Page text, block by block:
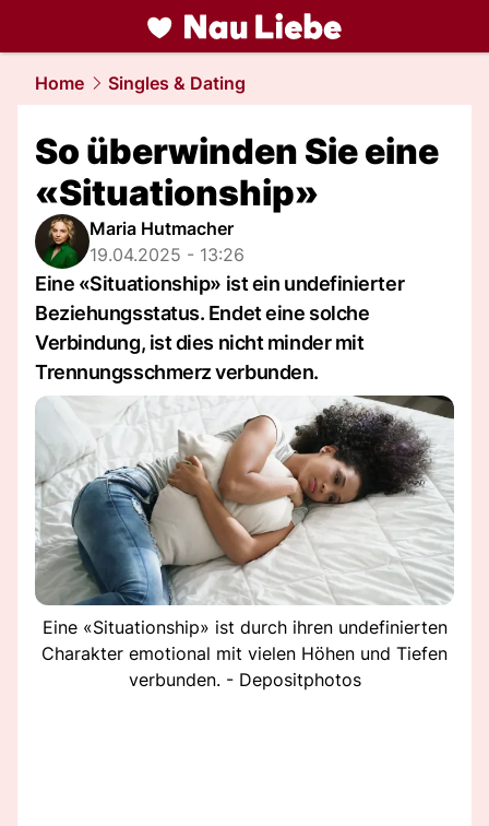
liebe.NAU.ch
Home Singles & Dating
So überwinden Sie eine
«Situationship»
Maria Hutmacher
19.04.2025 - 13:26
Eine «Situationship» ist ein undefinierter
Beziehungsstatus. Endet eine solche
Verbindung, ist dies nicht minder mit
Trennungsschmerz verbunden.
Eine «Situationship» ist durch ihren undefinierten
Charakter emotional mit vielen Höhen und Tiefen
verbunden. - Depositphotos